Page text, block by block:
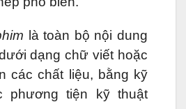
là toàn bộ nội dung
dạng chữ viết hoặc
các chất liệu, bằng kỹ
phương tiện kỹ thuật